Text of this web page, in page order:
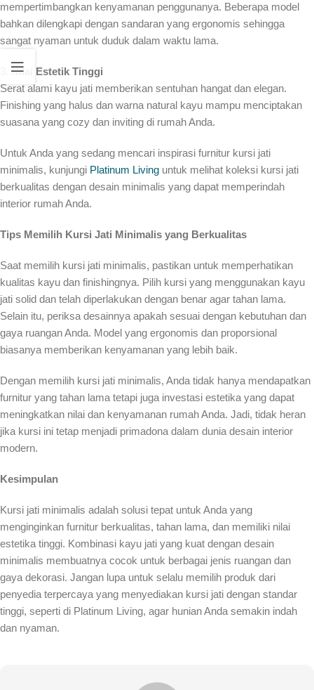
mempertimbangkan kenyamanan penggunanya. Beberapa model
bahkan dilengkapi dengan sandaran yang ergonomis sehingga
sangat nyaman untuk duduk dalam waktu lama.
Nilai Estetik Tinggi
Serat alami kayu jati memberikan sentuhan hangat dan elegan.
Finishing yang halus dan warna natural kayu mampu menciptakan
suasana yang cozy dan inviting di rumah Anda.
Untuk Anda yang sedang mencari inspirasi furnitur kursi jati
minimalis, kunjungi Platinum Living untuk melihat koleksi kursi jati
berkualitas dengan desain minimalis yang dapat memperindah
interior rumah Anda.
Tips Memilih Kursi Jati Minimalis yang Berkualitas
Saat memilih kursi jati minimalis, pastikan untuk memperhatikan
kualitas kayu dan finishingnya. Pilih kursi yang menggunakan kayu
jati solid dan telah diperlakukan dengan benar agar tahan lama.
Selain itu, periksa desainnya apakah sesuai dengan kebutuhan dan
gaya ruangan Anda. Model yang ergonomis dan proporsional
biasanya memberikan kenyamanan yang lebih baik.
Dengan memilih kursi jati minimalis, Anda tidak hanya mendapatkan
furnitur yang tahan lama tetapi juga investasi estetika yang dapat
meningkatkan nilai dan kenyamanan rumah Anda. Jadi, tidak heran
jika kursi ini tetap menjadi primadona dalam dunia desain interior
modern.
Kesimpulan
Kursi jati minimalis adalah solusi tepat untuk Anda yang
menginginkan furnitur berkualitas, tahan lama, dan memiliki nilai
estetika tinggi. Kombinasi kayu jati yang kuat dengan desain
minimalis membuatnya cocok untuk berbagai jenis ruangan dan
gaya dekorasi. Jangan lupa untuk selalu memilih produk dari
penyedia terpercaya yang menyediakan kursi jati dengan standar
tinggi, seperti di Platinum Living, agar hunian Anda semakin indah
dan nyaman.